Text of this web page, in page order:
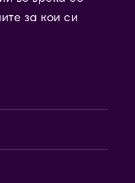
за кои си